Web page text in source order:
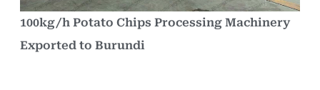
100kg/h Potato Chips Processing Machinery
Exported to Burundi